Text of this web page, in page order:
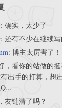
: 确实，太少了
: 还有不少在继续
: 博主太厉害了！
，看你的站做的
出手的打算，想
友链清了吗？